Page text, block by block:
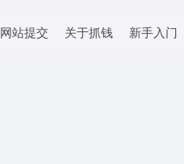
网站提交 关于抓钱 新手入门